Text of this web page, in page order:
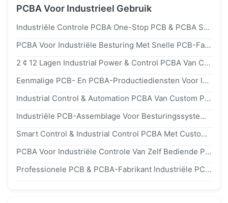
PCBA Voor Industrieel Gebruik
Industriële Controle PCBA One-Stop PCB & PCBA Service Omvat PCB Fabricage Componenten Sourcing
PCBA Voor Industriële Besturing Met Snelle PCB-Fabricage En Assemblage, Betrouwbare En Snelle PCB-Productiepartner
2 ¢ 12 Lagen Industrial Power & Control PCBA Van Custom PCB Assembly Manufacturing
Eenmalige PCB- En PCBA-Productiediensten Voor Industriële Besturingstoepassingen SMT
Industrial Control & Automation PCBA Van Custom PCB Manufacturing & Assembly Services
Industriële PCB-Assemblage Voor Besturingssystemen Duurzame Materialen & Turnkey PCBA-Service
Smart Control & Industrial Control PCBA Met Custom PCB Assembly Manufacturing
PCBA Voor Industriële Controle Van Zelf Bediende PCB & PCBA-Fabriek In China
Professionele PCB & PCBA-Fabrikant Industriële PCB-Assemblage & Elektronische Oplossingen